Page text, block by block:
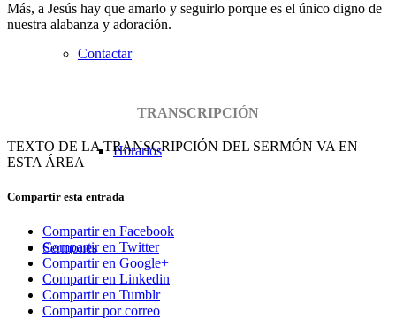
Contactar
Horarios
Sermones
Más, a Jesús hay que amarlo y seguirlo porque es el único digno de
nuestra alabanza y adoración.
TRANSCRIPCIÓN
TEXTO DE LA TRANSCRIPCIÓN DEL SERMÓN VA EN
ESTA ÁREA
Compartir esta entrada
Compartir en Facebook
Compartir en Twitter
Compartir en Google+
Compartir en Linkedin
Compartir en Tumblr
Compartir por correo